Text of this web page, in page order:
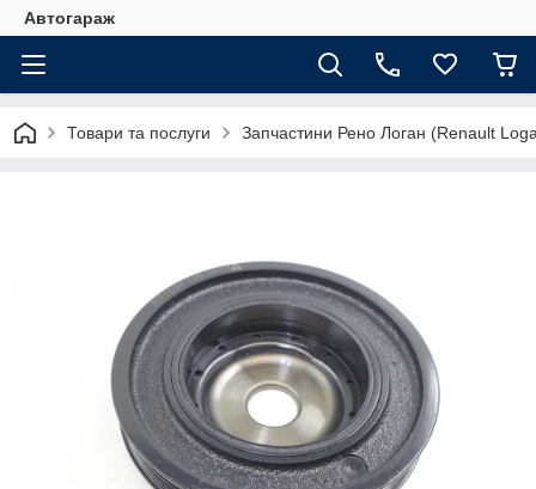
Автогараж
Товари та послуги Запчастини Рено Логан (Renault